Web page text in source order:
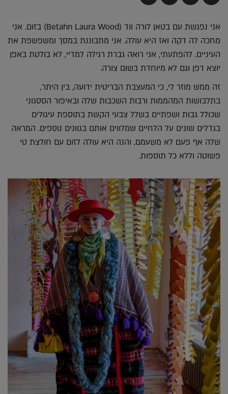
בדוארב-
ב-
ב-
אני נפגשת עם בטאן לורה ווד (Betahn Laura Wood) בזום. אני
מחכה לה דקה ואז היא עולה. אני מתבוננת במסך ומשפשפת את
העיניים. להפתעתי, אני רואה גברת רגילה למדיי, לא בולטת באפן
יוצא דפן וגם לא מיוחדת בשום צורה.
זה ממש מוזר לי, כי המעצבת הבריטית ידועה, בין היתר,
בתלבושות המהממות ורבות השכבות שלה ובאיפור הססגוני
שכולל גבות ושפתיים בשלל צבעי הקשת בתוספת עיגולים
בגדלים שונים על הלחיים שמלווים אותם בגוונים נוספים. המראה
שלה אף פעם לא משעמם, והנה היא עולה לזום עם חולצת טי
פשוטה וללא כל תוספות.